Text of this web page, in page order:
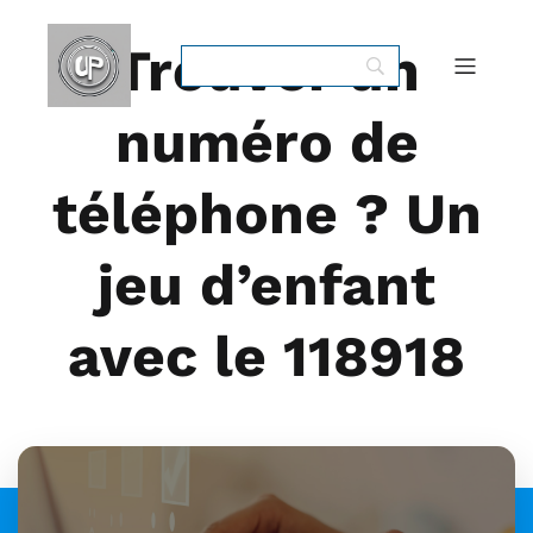
Trouver un
numéro de
téléphone ? Un
jeu d’enfant
avec le 118918